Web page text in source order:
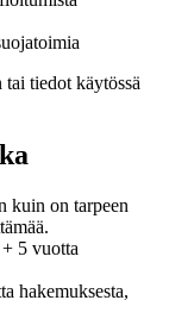
tiedot käytössä
kuin on tarpeen
5 vuotta
hakemuksesta,